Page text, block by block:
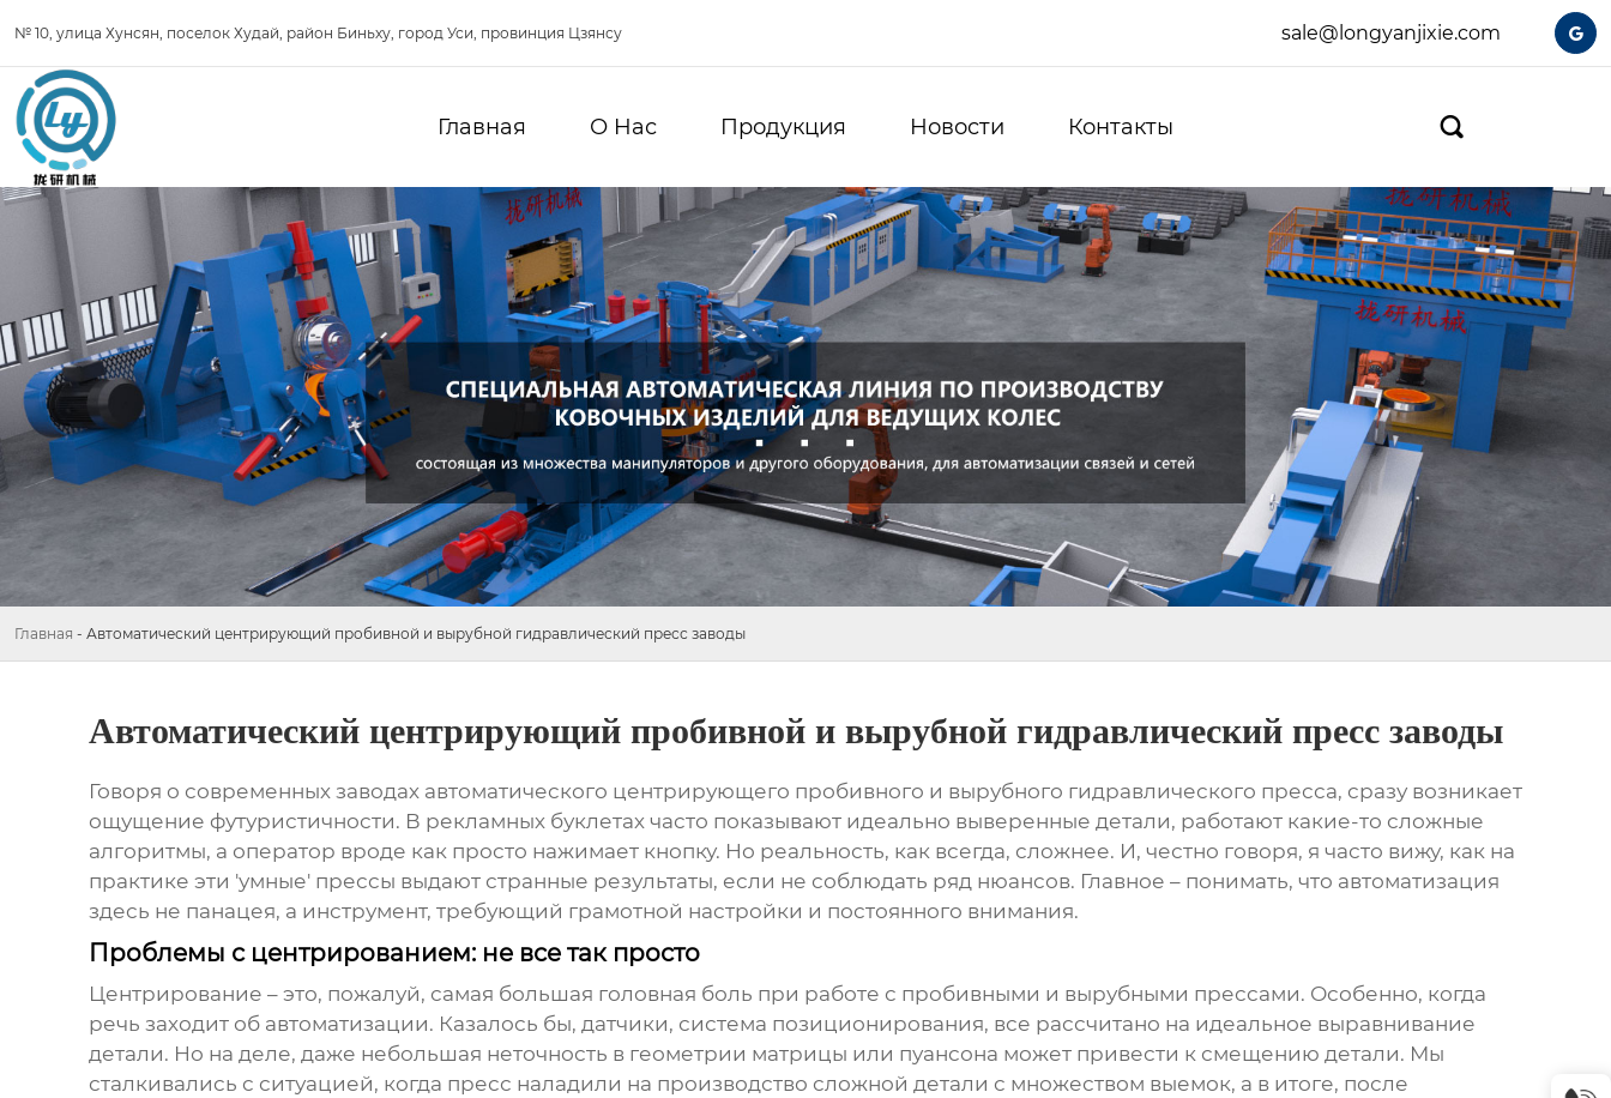
№ 10, улица Хунсян, поселок Худай, район Биньху, город Уси, провинция Цзянсу sale@longyanjixie.com 
Главная О Hас Продукция Новости Контакты 
Главная - Автоматический центрирующий пробивной и вырубной гидравлический пресс заводы
Автоматический центрирующий пробивной и вырубной гидравлический пресс заводы
Говоря о современных заводах автоматического центрирующего пробивного и вырубного гидравлического пресса, сразу возникает
ощущение футуристичности. В рекламных буклетах часто показывают идеально выверенные детали, работают какие-то сложные
алгоритмы, а оператор вроде как просто нажимает кнопку. Но реальность, как всегда, сложнее. И, честно говоря, я часто вижу, как на
практике эти 'умные' прессы выдают странные результаты, если не соблюдать ряд нюансов. Главное – понимать, что автоматизация
здесь не панацея, а инструмент, требующий грамотной настройки и постоянного внимания.
Проблемы с центрированием: не все так просто
Центрирование – это, пожалуй, самая большая головная боль при работе с пробивными и вырубными прессами. Особенно, когда
речь заходит об автоматизации. Казалось бы, датчики, система позиционирования, все рассчитано на идеальное выравнивание
детали. Но на деле, даже небольшая неточность в геометрии матрицы или пуансона может привести к смещению детали. Мы
сталкивались с ситуацией, когда пресс наладили на производство сложной детали с множеством выемок, а в итоге, после